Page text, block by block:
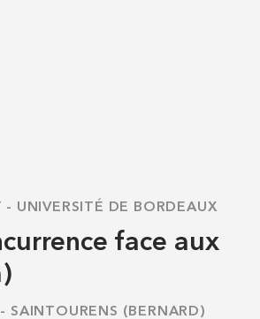
- UNIVERSITÉ DE BORDEAUX
face aux
-SAINTOURENS (BERNARD)